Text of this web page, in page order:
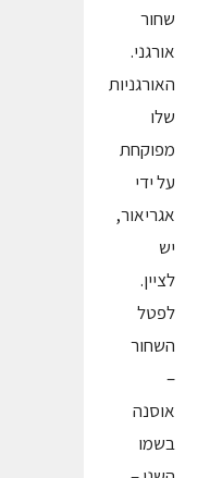
שחור
אורגני.
האורגניות
שלו
מפוקחת
על ידי
אגריאור,
יש
לציין.
לפטל
השחור
–
אוסנה
בשמו